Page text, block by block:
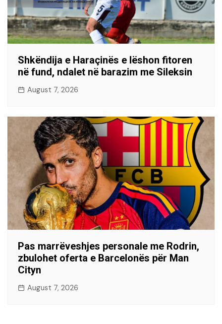
Shkëndija e Haraçinës e lëshon fitoren
në fund, ndalet në barazim me Sileksin
August 7, 2026
Pas marrëveshjes personale me Rodrin,
zbulohet oferta e Barcelonës për Man
Cityn
August 7, 2026